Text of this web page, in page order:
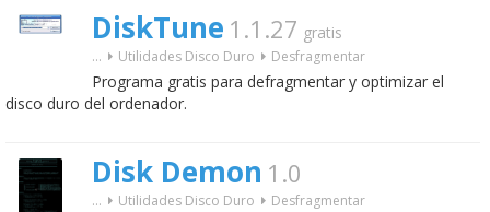
DiskTune 1.1.27 gratis
... Utilidades Disco Duro Desfragmentar
Programa gratis para defragmentar y optimizar el
disco duro del ordenador.
Disk Demon 1.0
... Utilidades Disco Duro Desfragmentar